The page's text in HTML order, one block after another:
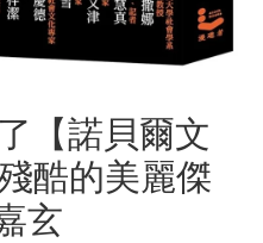
【諾貝爾文
酷的美麗傑
玄